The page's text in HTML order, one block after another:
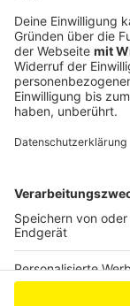
Anzeige
Autor: David
Anzeige
Anzeige